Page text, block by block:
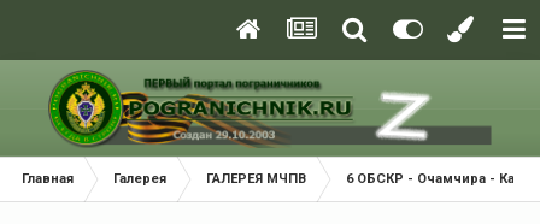
Главная Галерея ГАЛЕРЕЯ МЧПВ 6 ОБСКР - Очамчира -